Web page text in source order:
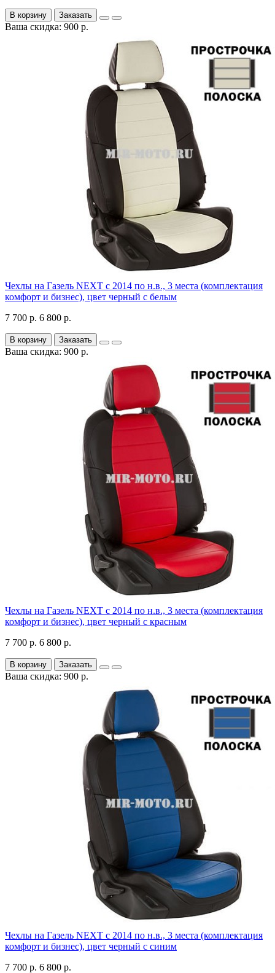
В корзину Заказать
Ваша скидка: 900 р.
Чехлы на Газель NEXT с 2014 по н.в., 3 места (комплектация
комфорт и бизнес), цвет черный с белым
7 700 р. 6 800 р.
В корзину Заказать
Ваша скидка: 900 р.
Чехлы на Газель NEXT с 2014 по н.в., 3 места (комплектация
комфорт и бизнес), цвет черный с красным
7 700 р. 6 800 р.
В корзину Заказать
Ваша скидка: 900 р.
Чехлы на Газель NEXT с 2014 по н.в., 3 места (комплектация
комфорт и бизнес), цвет черный с синим
7 700 р. 6 800 р.